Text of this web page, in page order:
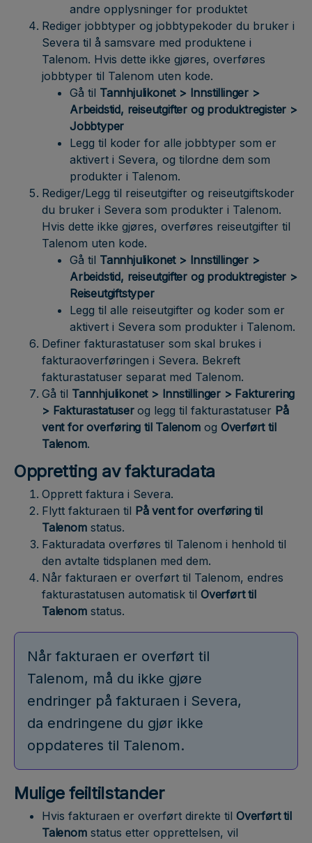
andre opplysninger for produktet
Rediger jobbtyper og jobbtypekoder du bruker i
Severa til å samsvare med produktene i
Talenom. Hvis dette ikke gjøres, overføres
jobbtyper til Talenom uten kode.
Gå til Tannhjulikonet > Innstillinger >
Arbeidstid, reiseutgifter og produktregister >
Jobbtyper
Legg til koder for alle jobbtyper som er
aktivert i Severa, og tilordne dem som
produkter i Talenom.
Rediger/Legg til reiseutgifter og reiseutgiftskoder
du bruker i Severa som produkter i Talenom.
Hvis dette ikke gjøres, overføres reiseutgifter til
Talenom uten kode.
Gå til Tannhjulikonet > Innstillinger >
Arbeidstid, reiseutgifter og produktregister >
Reiseutgiftstyper
Legg til alle reiseutgifter og koder som er
aktivert i Severa som produkter i Talenom.
Definer fakturastatuser som skal brukes i
fakturaoverføringen i Severa. Bekreft
fakturastatuser separat med Talenom.
Gå til Tannhjulikonet > Innstillinger > Fakturering
> Fakturastatuserog legg til fakturastatuser På
vent for overføring til Talenomog Overført til
Talenom.
Oppretting av fakturadata
Opprett faktura i Severa.
Flytt fakturaen til På vent for overføring til
Talenomstatus.
Fakturadata overføres til Talenom i henhold til
den avtalte tidsplanen med dem.
Når fakturaen er overført til Talenom, endres
fakturastatusen automatisk til Overført til
Talenomstatus.
Når fakturaen er overført til
Talenom, må du ikke gjøre
endringer på fakturaen i Severa,
da endringene du gjør ikke
oppdateres til Talenom.
Mulige feiltilstander
Hvis fakturaen er overført direkte til Overført til
Talenomstatus etter opprettelsen, vil